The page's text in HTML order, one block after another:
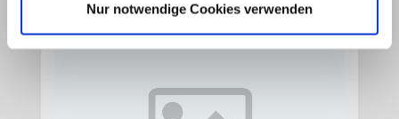
Nur notwendige Cookies verwenden